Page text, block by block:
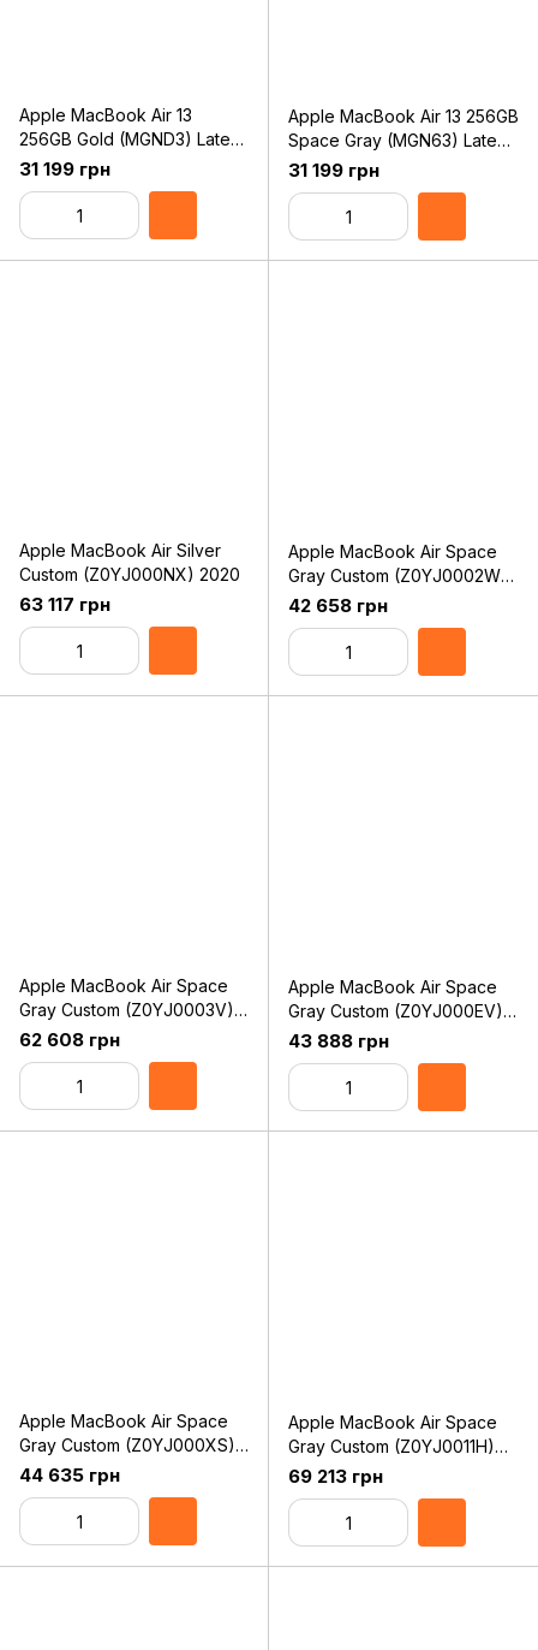
Apple MacBook Air 13
256GB Gold (MGND3) Late
2020
31 199 грн
Apple MacBook Air 13 256GB
Space Gray (MGN63) Late
2020
31 199 грн
Apple MacBook Air Silver
Custom (Z0YJ000NX) 2020
63 117 грн
Apple MacBook Air Space
Gray Custom (Z0YJ0002W)
2020
42 658 грн
Apple MacBook Air Space
Gray Custom (Z0YJ0003V)
2020
62 608 грн
Apple MacBook Air Space
Gray Custom (Z0YJ000EV)
2020
43 888 грн
Apple MacBook Air Space
Gray Custom (Z0YJ000XS)
2020
44 635 грн
Apple MacBook Air Space
Gray Custom (Z0YJ0011H)
2020
69 213 грн